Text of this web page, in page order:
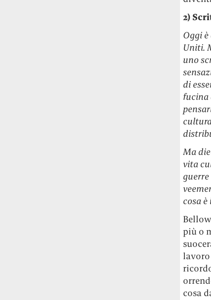
2)
Oggi
Uniti.
uno
di
fucina
Ma
vita
cosa
più o
cosa